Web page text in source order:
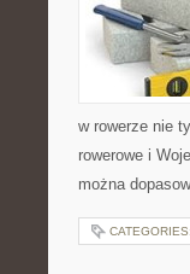
w rowerze nie
rowerowe i
można
CATEGORIES: